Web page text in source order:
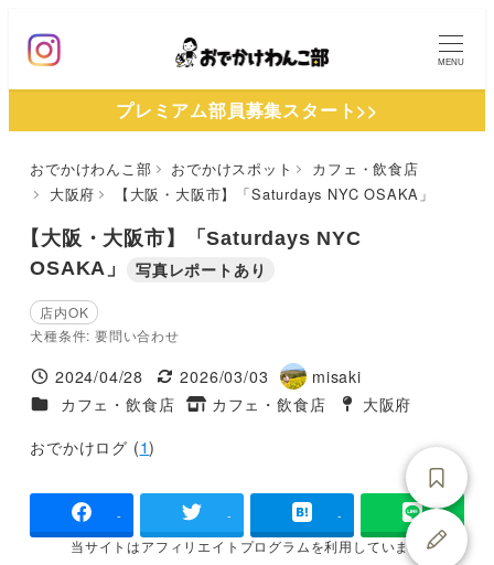
ン
MENU
プレミアム部員募集スタート>>
おでかけわんこ部 おでかけスポット
カフェ・飲食店
大阪府
【大阪・大阪市】「Saturdays NYC OSAKA」
【大阪・大阪市】「Saturdays NYC
OSAKA」
写真レポートあり
店内OK
犬種条件: 要問い合わせ
投稿日
2024/04/28
更新日
2026/03/03
著
者
misaki
施設ジャンル
カフェ・飲食店
タグ
カフェ・飲食店
タグ
大阪府
おでかけログ (1)
- - -
当サイトはアフィリエイトプログラムを利用しています